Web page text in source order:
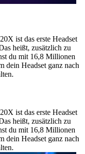
ist das erste Headset
heißt, zusätzlich zu
du mit 16,8 Millionen
dein Headset ganz nach
ist das erste Headset
heißt, zusätzlich zu
du mit 16,8 Millionen
dein Headset ganz nach